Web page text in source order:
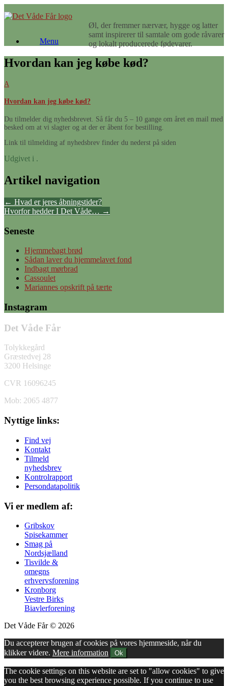
til
Øl, der fremmer nærvær, hygge og latter
samt inspirerer til samtale om gode råvarer
og lokalt producerede fødevarer.
Menu
Hvordan kan jeg købe kød?
A
Hvordan kan jeg købe kød?
Du tilmelder dig nyhedsbrevet. Så får du 5 – 10 gange om året en mail med
besked om at vi slagter og at der er åbent for bestilling.
Link til tilmelding af nyhedsbrev finder du nederst på siden
Udgivet i .
Artikel navigation
← Hvad er jeres åbningstider?
Hvorfor hedder I Det Våde… →
Seneste
Hjemmebagt brød
Sådan laver du hjemmelavet fond
Indbagt mørbrad
Cassoulet
Mariannes opskrift på tærte
Instagram
Det Våde Får
Tolykkegård
Græstedvej 28
3200 Helsinge
CVR 16096245
Mob: 2065 4877
Nyttige links:
Find vej
Kontakt
Tilmeld
nyhedsbrev
Kontrolrapport
Persondatapolitik
Vi er medlem af:
Gribskov
Spisekammer
Smag på
Nordsjælland
Tisvilde &
omegns
erhvervsforening
Kronborg
Vestre Birks
Biavlerforening
Det Våde Får © 2026
Du accepterer brugen af cookies på vores hjemmeside, når du
klikker videre. Mere information Ok
The cookie settings on this website are set to "allow cookies" to give
you the best browsing experience possible. If you continue to use